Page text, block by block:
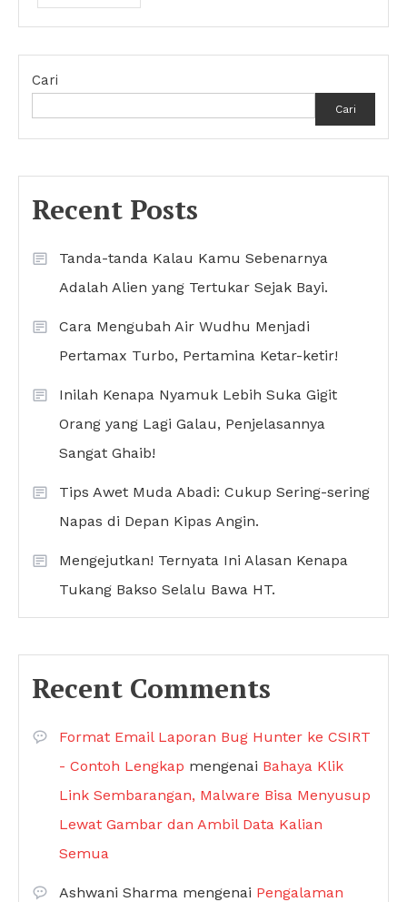
Cari
Cari
Recent Posts
Tanda-tanda Kalau Kamu Sebenarnya
Adalah Alien yang Tertukar Sejak Bayi.
Cara Mengubah Air Wudhu Menjadi
Pertamax Turbo, Pertamina Ketar-ketir!
Inilah Kenapa Nyamuk Lebih Suka Gigit
Orang yang Lagi Galau, Penjelasannya
Sangat Ghaib!
Tips Awet Muda Abadi: Cukup Sering-sering
Napas di Depan Kipas Angin.
Mengejutkan! Ternyata Ini Alasan Kenapa
Tukang Bakso Selalu Bawa HT.
Recent Comments
Format Email Laporan Bug Hunter ke CSIRT
- Contoh Lengkap mengenai Bahaya Klik
Link Sembarangan, Malware Bisa Menyusup
Lewat Gambar dan Ambil Data Kalian
Semua
Ashwani Sharma mengenai Pengalaman